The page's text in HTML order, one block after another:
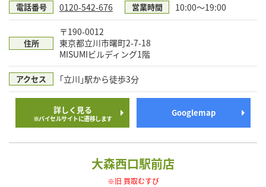
電話番号 0120-542-676 営業時間 10:00〜19:00
住所
〒190-0012
東京都立川市曙町2-7-18
MISUMIビルディング1階
アクセス ｢立川｣駅から徒歩3分
詳しく見る
※バイセルサイトに遷移します
Googlemap
大森西口駅前店
※旧 買取むすび